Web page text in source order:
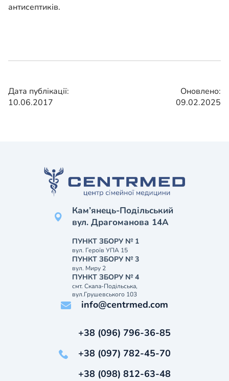
антисептиків.
Дата публікації:
10.06.2017
Оновлено:
09.02.2025
Кам’янець-Подільський
вул. Драгоманова 14А
ПУНКТ ЗБОРУ № 1
вул. Героїв УПА 15
ПУНКТ ЗБОРУ № 3
вул. Миру 2
ПУНКТ ЗБОРУ № 4
смт. Скала-Подільська,
вул.Грушевського 103
info@centrmed.com
+38 (096) 796-36-85
+38 (097) 782-45-70
+38 (098) 812-63-48